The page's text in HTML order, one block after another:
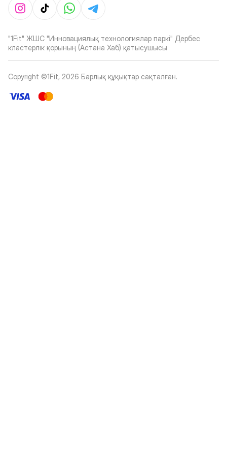
"1Fit" ЖШС "Инновациялық технологиялар паркі" Дербес
кластерлік қорының (Астана Хаб) қатысушысы
Copyright ©1Fit, 2026 Барлық құқықтар сақталған.